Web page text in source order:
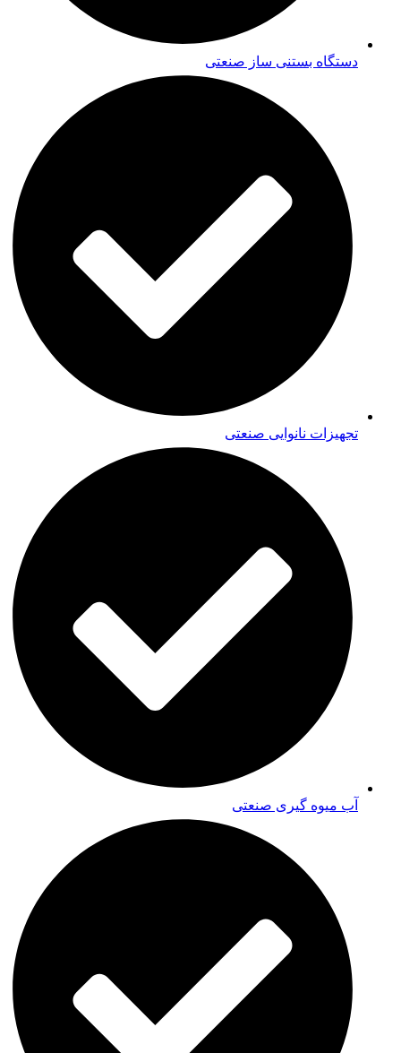
دستگاه بستنی ساز صنعتی
تجهیزات نانوایی صنعتی
آب میوه گیری صنعتی